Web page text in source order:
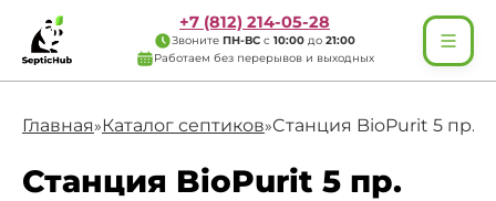
+7 (812) 214-05-28
Звоните ПН-ВС с 10:00 до 21:00
Работаем без перерывов и выходных
Главная»Каталог септиков»Cтанция BioPurit 5
Cтанция BioPurit 5 пр.